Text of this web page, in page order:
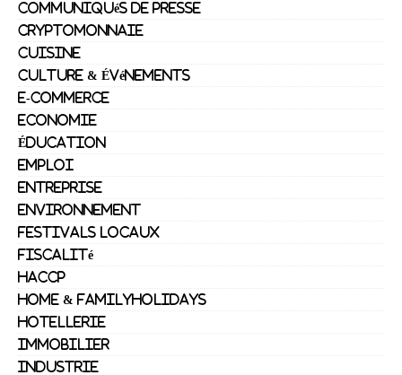
Communiqués de presse
Cryptomonnaie
cuisine
Culture & Événements
E-commerce
Economie
Éducation
Emploi
Entreprise
Environnement
festivals locaux
Fiscalité
HACCP
Home & FamilyHolidays
Hotellerie
Immobilier
Industrie